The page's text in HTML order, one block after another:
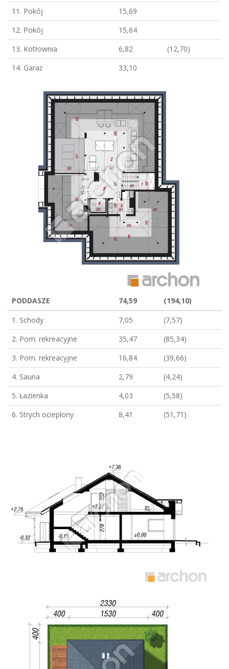
11. Pokój
15,69
12. Pokój
15,64
13. Kotłownia
6,82
(12,70)
14. Garaż
33,10
PODDASZE 74,59
(194,10)
1. Schody
7,05
(7,57)
2. Pom. rekreacyjne
35,47
(85,34)
3. Pom. rekreacyjne
16,84
(39,66)
4. Sauna
2,79
(4,24)
5. Łazienka
4,03
(5,58)
6. Strych ocieplony
8,41 (51,71)